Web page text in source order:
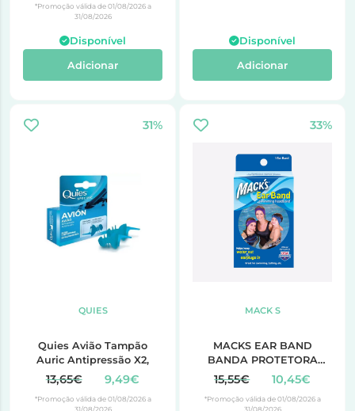
*Promoção válida de 01/08/2026 a
31/08/2026
Disponível
Adicionar
Disponível
Adicionar
31%
QUIES
Quies Avião Tampão
Auric Antipressão X2,
13,65€ 9,49€
*Promoção válida de 01/08/2026 a
31/08/2026
33%
MACK S
MACKS EAR BAND
BANDA PROTETORA
OUVIDOS
15,55€ 10,45€
*Promoção válida de 01/08/2026 a
31/08/2026